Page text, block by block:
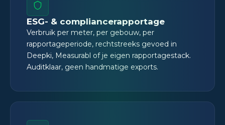
ESG- & compliancerapportage
Verbruik per meter, per gebouw, per
rapportageperiode, rechtstreeks gevoed in
Deepki, Measurabl of je eigen rapportagestack.
Auditklaar, geen handmatige exports.